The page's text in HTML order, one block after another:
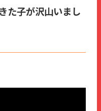
た子が沢山いまし